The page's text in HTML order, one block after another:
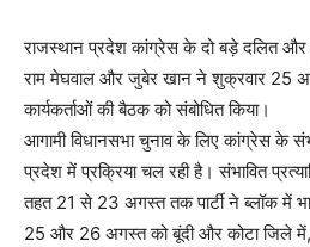
राजस्थान प्रदेश कांग्रेस के दो बड़े दलित और
राम मेघवाल और जुबेर खान ने शुक्रवार 25
कार्यकर्ताओं की बैठक को संबोधित किया।
आगामी विधानसभा चुनाव के लिए कांग्रेस के
प्रदेश में प्रक्रिया चल रही है। संभावित
तहत 21 से 23 अगस्त तक पार्टी ने ब्लॉक में
25 और 26 अगस्त को बूंदी और कोटा जिले में,